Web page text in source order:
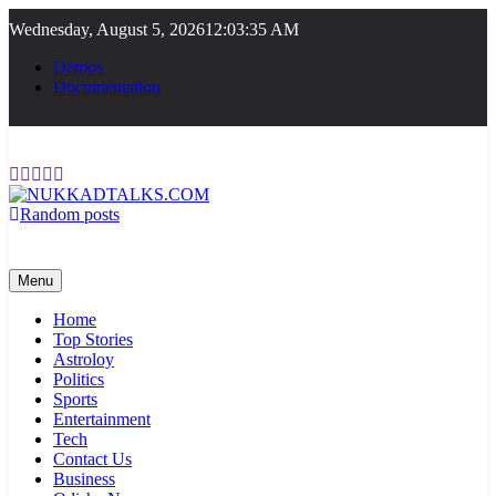
to
content
Wednesday, August 5, 202612:03:36 AM
Demos
Documentation
Random posts
Menu
Home
Top Stories
Astroloy
Politics
Sports
Entertainment
Tech
Contact Us
Business